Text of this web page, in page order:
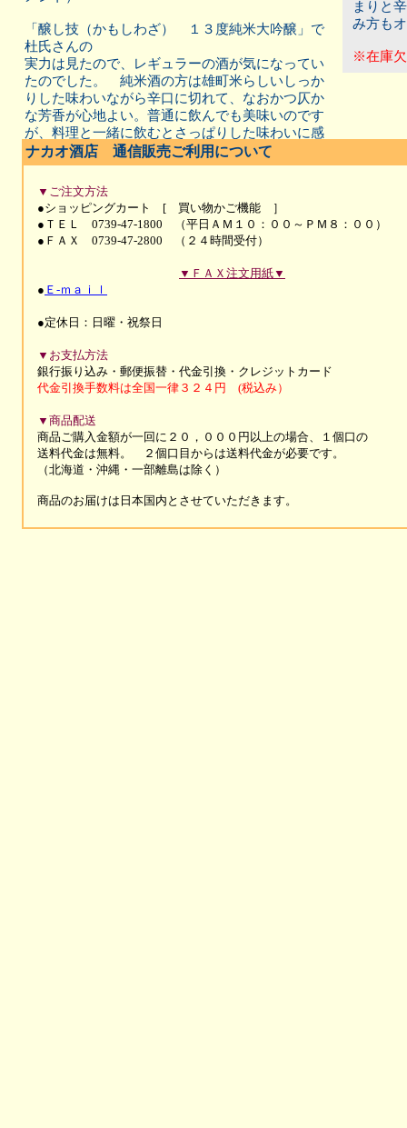
Copyright c 2004 Nakao. All Rights
まりと
み方も
※在庫
「醸し技（かもしわざ） １３度純米大吟醸」で
杜氏さんの
実力は見たので、レギュラーの酒が気になってい
たのでした。 純米酒の方は雄町米らしいしっか
りした味わいながら辛口に切れて、なおかつ仄か
な芳香が心地よい。普通に飲んでも美味いのです
が、料理と一緒に飲むとさっぱりした味わいに感
じ、グイグイいけてしまいました。
ナカオ酒店 通信販売ご利用について
▼ご注文方法
●ショッピングカート [ 買い物かご機能 ］
●ＴＥＬ 0739-47-1800 （平日ＡＭ１０：００～ＰＭ８：００）
●ＦＡＸ 0739-47-2800 （２４時間受付）
▼ＦＡＸ注文用紙▼
● Ｅ-ｍａｉｌ
●定休日：日曜・祝祭日
▼お支払方法
銀行振り込み・郵便振替・代金引換・ クレジットカード
代金引換手数料は全国一律３２４円 (税込み）
▼商品配送
商品ご購入金額が一回に２０，０００円以上の場合、１個口の
送料代金は無料。 ２個口目からは送料代金が必要です。
（北海道・沖縄・一部離島は除く）
商品のお届けは 日本国内とさせていただきます。